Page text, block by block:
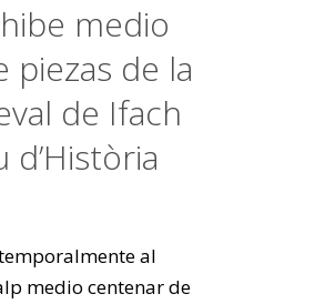
medio
piezas de la
de Ifach
d’Història
al
medio centenar de